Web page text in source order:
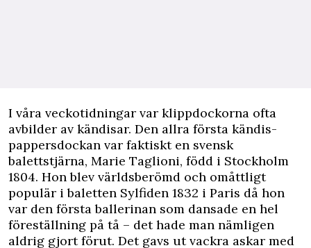
I våra veckotidningar var klippdockorna ofta
avbilder av kändisar. Den allra första kändis-
pappersdockan var faktiskt en svensk
balettstjärna, Marie Taglioni, född i Stockholm
1804. Hon blev världsberömd och omåttligt
populär i baletten Sylfiden 1832 i Paris då hon
var den första ballerinan som dansade en hel
föreställning på tå – det hade man nämligen
aldrig gjort förut. Det gavs ut vackra askar med